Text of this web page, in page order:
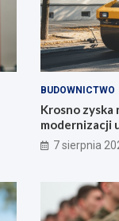
BUDOWNICTWO
Krosno zyska
modernizacji
7 sierpnia